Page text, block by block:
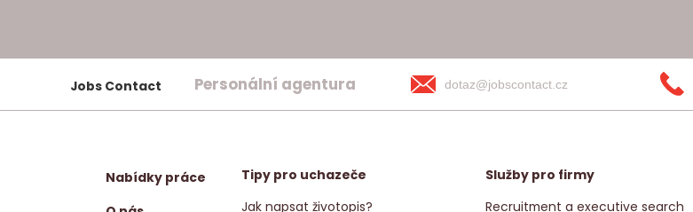
Jobs Contact Personální agentura dotaz@jobscontact.cz
Nabídky práce
Tipy pro uchazeče
Jak napsat životopis?
Služby pro firmy
Recruitment a executive search